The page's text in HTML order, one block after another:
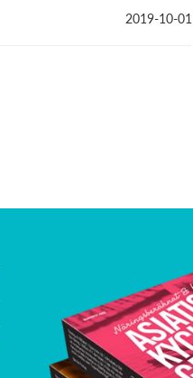
2019-10-01